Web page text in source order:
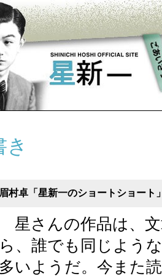
眉村卓「星新一のショートショート
星さんの作品は、
ら、誰でも同じよう
多いようだ。今また